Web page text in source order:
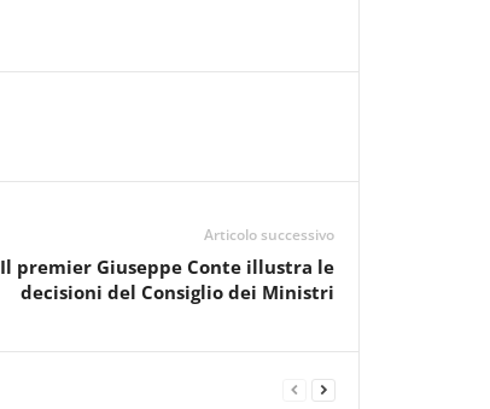
Articolo successivo
Il premier Giuseppe Conte illustra le
decisioni del Consiglio dei Ministri